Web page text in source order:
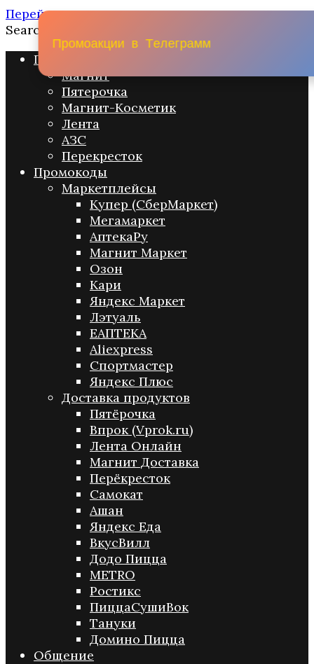
Перейти к содержанию
Search for:
Промо акции
Магнит
Пятерочка
Магнит-Косметик
Лента
АЗС
Перекресток
Промокоды
Маркетплейсы
Купер (СберМаркет)
Мегамаркет
АптекаРу
Магнит Маркет
Озон
Кари
Яндекс Маркет
Лэтуаль
ЕАПТЕКА
Aliexpress
Спортмастер
Яндекс Плюс
Доставка продуктов
Пятёрочка
Впрок (Vprok.ru)
Лента Онлайн
Магнит Доставка
Перёкресток
Самокат
Ашан
Яндекс Еда
ВкусВилл
Додо Пицца
METRO
Ростикс
ПиццаСушиВок
Тануки
Домино Пицца
Общение
Промоакции в Телеграмм